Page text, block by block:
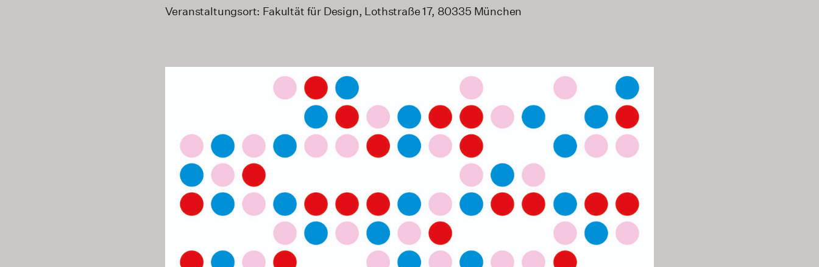
Veranstaltungsort: Fakultät für Design, Lothstraße 17, 80335 München